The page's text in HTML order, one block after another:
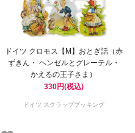
ドイツ クロモス【M】おとぎ話（赤
ずきん・ ヘンゼルとグレーテル・
かえるの王子さま）
330円(税込)
ドイツ スクラップブッキング